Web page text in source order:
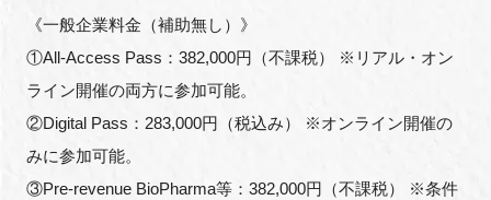
《一般企業料金（補助無し）》
①All-Access Pass ： 382,000円（不課税） ※ リアル・オン
ライン開催の両方に参加可能。
②Digital Pass ： 283,000円（税込み） ※オンライン開催の
みに参加可能。
③Pre-revenue BioPharma等： 382,000円（不課税） ※条件